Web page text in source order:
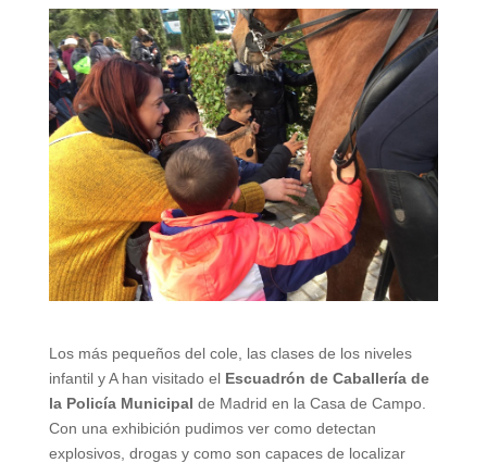
Los más pequeños del cole, las clases de los niveles
infantil y A han visitado el Escuadrón de Caballería de
la Policía Municipal de Madrid en la Casa de Campo.
Con una exhibición pudimos ver como detectan
explosivos, drogas y como son capaces de localizar